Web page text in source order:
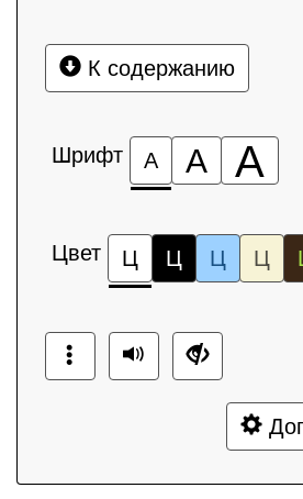
К содержанию
Шрифт А А А
Цвет Ц Ц Ц Ц